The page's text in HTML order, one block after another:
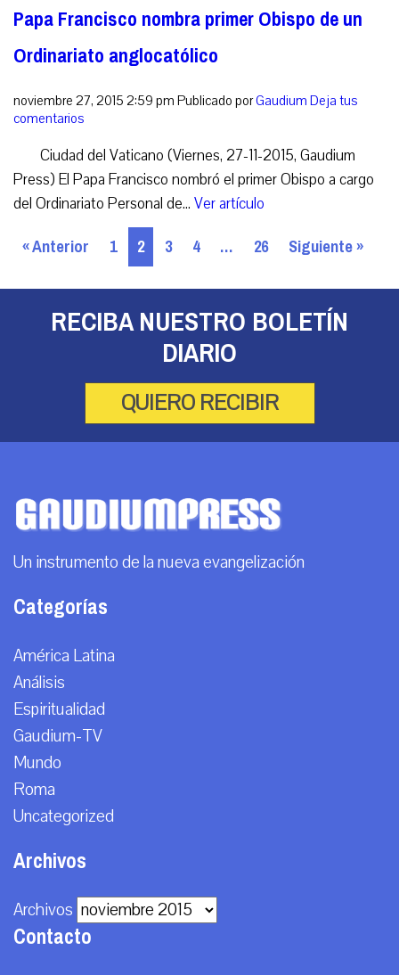
Papa Francisco nombra primer Obispo de un
Ordinariato anglocatólico
noviembre 27, 2015 2:59 pm Publicado porGaudium Deja tus
comentarios
Ciudad del Vaticano (Viernes, 27-11-2015, Gaudium
Press) El Papa Francisco nombró el primer Obispo a cargo
del Ordinariato Personal de... Ver artículo
« Anterior 1 2 3 4 … 26 Siguiente »
RECIBA NUESTRO BOLETÍN
DIARIO
QUIERO RECIBIR
Un instrumento de la nueva evangelización
Categorías
América Latina
Análisis
Espiritualidad
Gaudium-TV
Mundo
Roma
Uncategorized
Archivos
Archivos
Contacto